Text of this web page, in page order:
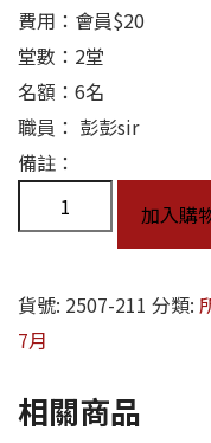
費用：會員$20
堂數：2堂
名額：6名
職員： 彭彭sir
備註：
加入購
貨號: 2507-211 分類:
7月
相關商品